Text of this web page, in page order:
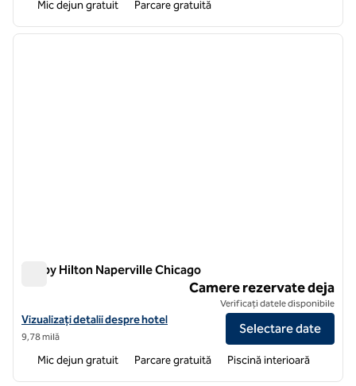
Mic dejun gratuit Parcare gratuită
1 din 12
Tru by Hilton Naperville Chicago
Tru by Hilton Naperville Chicago
Vizualizați detaliile hotelului Tru by Hilton Naperville Chicago
Vizualizați detalii despre hotel
9,78 milă
Camere rezervate deja
Verificați datele disponibile
Selectare date
Mic dejun gratuit Parcare gratuită Piscină interioară